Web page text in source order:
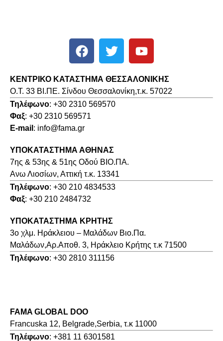
ΚΕΝΤΡΙΚΟ ΚΑΤΑΣΤΗΜΑ ΘΕΣΣΑΛΟΝΙΚΗΣ
O.T. 33 ΒΙ.ΠΕ. Σίνδου Θεσσαλονίκη,τ.κ. 57022
Τηλέφωνο: +30 2310 569570
Φαξ: +30 2310 569571
E-mail : info@fama.gr
ΥΠΟΚΑΤΑΣΤΗΜΑ ΑΘΗΝΑΣ
7ης & 53ης & 51ης Οδού ΒΙΟ.ΠΑ.
Ανω Λιοσίων, Αττική τ.κ. 13341
Τηλέφωνο: +30 210 4834533
Φαξ: +30 210 2484732
ΥΠΟΚΑΤΑΣΤΗΜΑ ΚΡΗΤΗΣ
3o χλμ. Ηράκλειου – Μαλάδων Βιο.Πα.
Μαλάδων,Αρ.Αποθ. 3, Ηράκλειο Κρήτης τ.κ 71500
Τηλέφωνο: +30 2810 311156
FAMA GLOBAL DOO
Francuska 12, Belgrade,Serbia, τ.κ 11000
Τηλέφωνο: +381 11 6301581